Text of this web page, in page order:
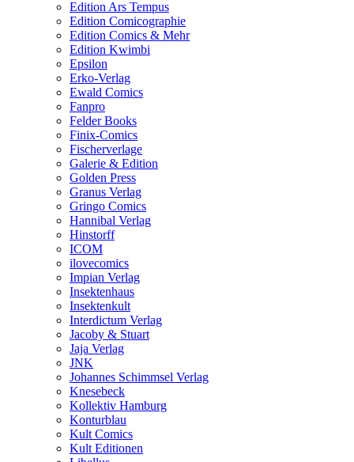
Edition Ars Tempus
Edition Comicographie
Edition Comics & Mehr
Edition Kwimbi
Epsilon
Erko-Verlag
Ewald Comics
Fanpro
Felder Books
Finix-Comics
Fischerverlage
Galerie & Edition
Golden Press
Granus Verlag
Gringo Comics
Hannibal Verlag
Hinstorff
ICOM
ilovecomics
Impian Verlag
Insektenhaus
Insektenkult
Interdictum Verlag
Jacoby & Stuart
Jaja Verlag
JNK
Johannes Schimmsel Verlag
Knesebeck
Kollektiv Hamburg
Konturblau
Kult Comics
Kult Editionen